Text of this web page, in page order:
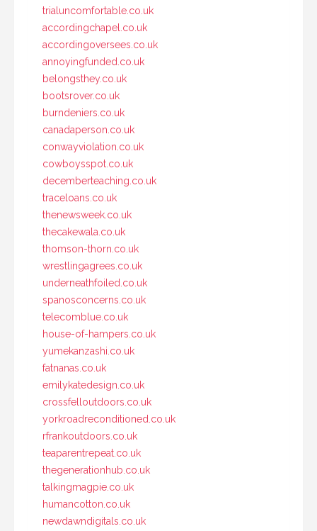
trialuncomfortable.co.uk
accordingchapel.co.uk
accordingoversees.co.uk
annoyingfunded.co.uk
belongsthey.co.uk
bootsrover.co.uk
burndeniers.co.uk
canadaperson.co.uk
conwayviolation.co.uk
cowboysspot.co.uk
decemberteaching.co.uk
traceloans.co.uk
thenewsweek.co.uk
thecakewala.co.uk
thomson-thorn.co.uk
wrestlingagrees.co.uk
underneathfoiled.co.uk
spanosconcerns.co.uk
telecomblue.co.uk
house-of-hampers.co.uk
yumekanzashi.co.uk
fatnanas.co.uk
emilykatedesign.co.uk
crossfelloutdoors.co.uk
yorkroadreconditioned.co.uk
rfrankoutdoors.co.uk
teaparentrepeat.co.uk
thegenerationhub.co.uk
talkingmagpie.co.uk
humancotton.co.uk
newdawndigitals.co.uk